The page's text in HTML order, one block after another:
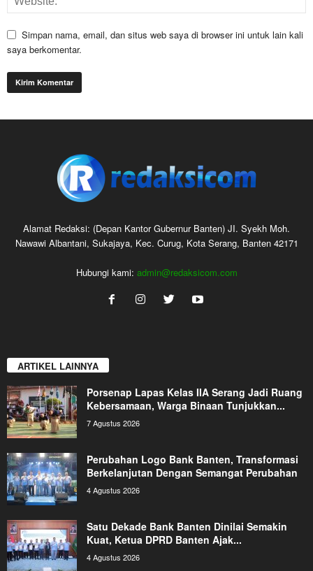
Simpan nama, email, dan situs web saya di browser ini untuk lain kali
saya berkomentar.
Alamat Redaksi: (Depan Kantor Gubernur Banten) JI. Syekh Moh.
Nawawi Albantani, Sukajaya, Kec. Curug, Kota Serang, Banten 42171
Hubungi kami: admin@redaksicom.com
ARTIKEL LAINNYA
Porsenap Lapas Kelas IIA Serang Jadi Ruang
Kebersamaan, Warga Binaan Tunjukkan...
7 Agustus 2026
Perubahan Logo Bank Banten, Transformasi
Berkelanjutan Dengan Semangat Perubahan
4 Agustus 2026
Satu Dekade Bank Banten Dinilai Semakin
Kuat, Ketua DPRD Banten Ajak...
4 Agustus 2026